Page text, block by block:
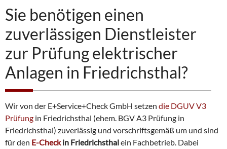
Sie benötigen einen
zuverlässigen Dienstleister
zur Prüfung elektrischer
Anlagen in Friedrichsthal?
Wir von der E+Service+Check GmbH setzen die DGUV V3
Prüfung in Friedrichsthal (ehem. BGV A3 Prüfung in
Friedrichsthal) zuverlässig und vorschriftsgemäß um und sind
für den E-Checkin Friedrichsthalein Fachbetrieb. Dabei